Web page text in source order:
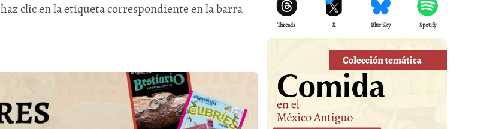
haz clic en la etiqueta correspondiente en la barra
Threads X Blue Sky Spotify